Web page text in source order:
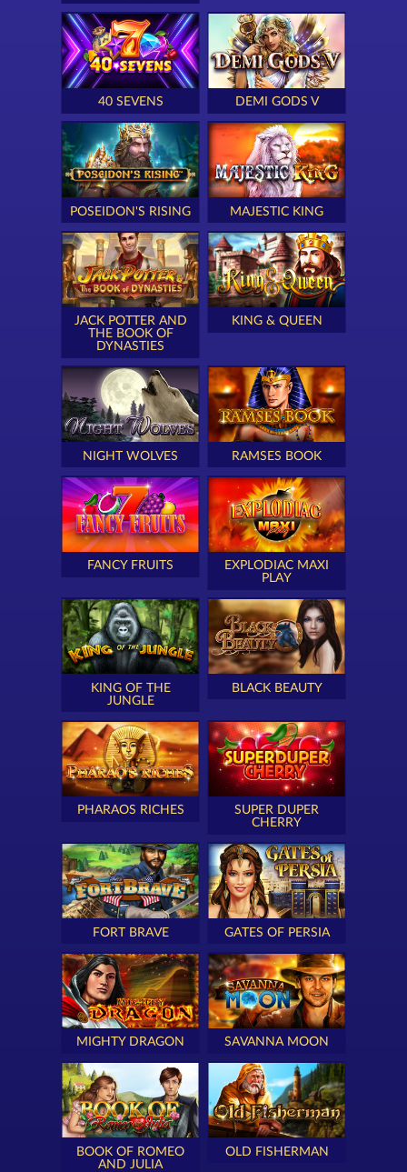
40 SEVENS DEMI GODS V
POSEIDON'S RISING MAJESTIC KING
JACK POTTER AND
THE BOOK OF
DYNASTIES
KING & QUEEN
NIGHT WOLVES RAMSES BOOK
FANCY FRUITS
EXPLODIAC MAXI
PLAY
KING OF THE
JUNGLE
BLACK BEAUTY
PHARAOS RICHES
SUPER DUPER
CHERRY
FORT BRAVE GATES OF PERSIA
MIGHTY DRAGON SAVANNA MOON
BOOK OF ROMEO
AND JULIA
OLD FISHERMAN